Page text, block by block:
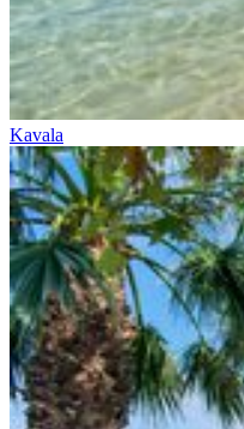
Kavala